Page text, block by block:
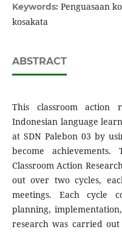
Keywords: Penguasaan
kosakata
ABSTRACT
This classroom action
Indonesian language
at SDN Palebon 03 by
become
Classroom Action
out over two cycles,
meetings. Each cycle
planning,
research was carried